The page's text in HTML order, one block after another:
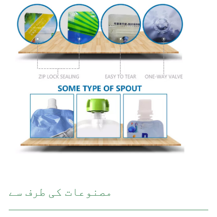
مصنوعات کی طرف سے